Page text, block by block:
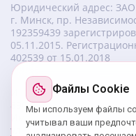
Юридический адрес: ЗАО
г. Минск, пр.
‎192359439
05.11.2015.
402539 от 15.01.2018
Изготовитель beurer:
89077-УЛМ, Германия.
Импортер: ЗАО
ул. 50 лет Победы, д. 8,
Файлы Cookie
Мы используем файлы
учитывал ваши